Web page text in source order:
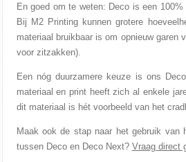
En goed om te weten: Deco is een
Bij M2 Printing kunnen grotere
materiaal bruikbaar is om opnieuw
voor zitzakken).
Een nóg duurzamere keuze is ons
materiaal en print heeft zich al enkele
dit materiaal is hét voorbeeld van het
Maak ook de stap naar het gebruik
tussen Deco en Deco Next? Vraag direct